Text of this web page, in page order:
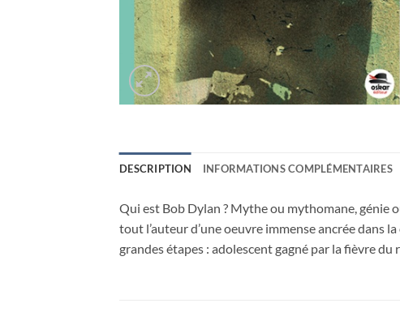
DESCRIPTION INFORMATIONS COMPLÉMENTAIRES
Qui est Bob Dylan ? Mythe ou mythomane, génie
tout l’auteur d’une oeuvre immense ancrée dans
grandes étapes : adolescent gagné par la fièvre du